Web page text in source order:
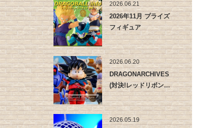
2026.06.21
2026年11月 プライズ
フィギュア
2026.06.20
DRAGONARCHIVES
(対決!レッドリボン…
2026.05.19